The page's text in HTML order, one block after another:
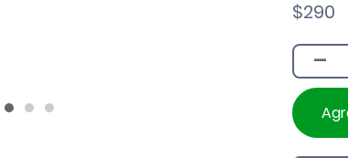
$290
-